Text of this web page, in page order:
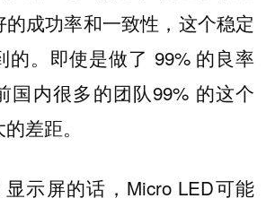
成功率和一致性，这个稳定
的。即使是做了 99% 的良率
国内很多的团队99% 的这个
差距。
示屏的话，Micro LED可能